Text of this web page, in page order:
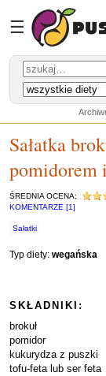
☰
Sałatka
pomidorem
ŚREDNIA OCENA:
KOMENTARZE [1]
Sałatki
Typ diety: wegańska
SKŁADNIKI:
brokuł
pomidor
kukurydza z puszki
tofu-feta lub ser feta